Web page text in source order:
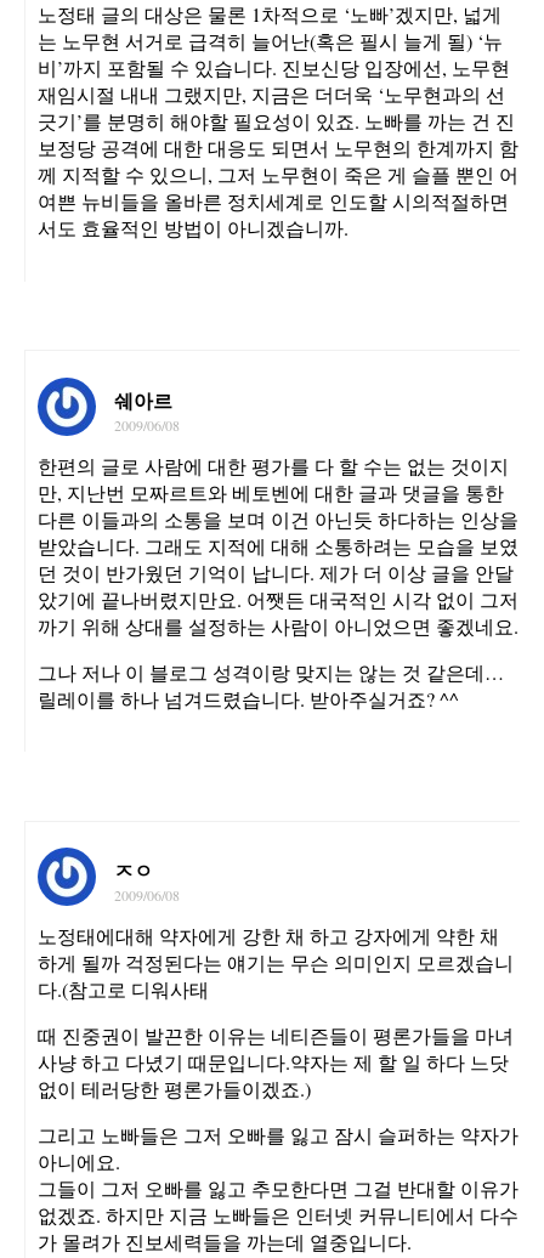
노정태 글의 대상은 물론 1차적으로 ‘노빠’겠지만, 넓게
는 노무현 서거로 급격히 늘어난(혹은 필시 늘게 될) ‘뉴
비’까지 포함될 수 있습니다. 진보신당 입장에선, 노무현
재임시절 내내 그랬지만, 지금은 더더욱 ‘노무현과의 선
긋기’를 분명히 해야할 필요성이 있죠. 노빠를 까는 건 진
보정당 공격에 대한 대응도 되면서 노무현의 한계까지 함
께 지적할 수 있으니, 그저 노무현이 죽은 게 슬플 뿐인 어
여쁜 뉴비들을 올바른 정치세계로 인도할 시의적절하면
서도 효율적인 방법이 아니겠습니까.
쉐아르
2009/06/08
한편의 글로 사람에 대한 평가를 다 할 수는 없는 것이지
만, 지난번 모짜르트와 베토벤에 대한 글과 댓글을 통한
다른 이들과의 소통을 보며 이건 아닌듯 하다하는 인상을
받았습니다. 그래도 지적에 대해 소통하려는 모습을 보였
던 것이 반가웠던 기억이 납니다. 제가 더 이상 글을 안달
았기에 끝나버렸지만요. 어쨋든 대국적인 시각 없이 그저
까기 위해 상대를 설정하는 사람이 아니었으면 좋겠네요.
그나 저나 이 블로그 성격이랑 맞지는 않는 것 같은데…
릴레이를 하나 넘겨드렸습니다. 받아주실거죠? ^^
ㅈㅇ
2009/06/08
노정태에대해 약자에게 강한 채 하고 강자에게 약한 채
하게 될까 걱정된다는 얘기는 무슨 의미인지 모르겠습니
다.(참고로 디워사태
때 진중권이 발끈한 이유는 네티즌들이 평론가들을 마녀
사냥 하고 다녔기 때문입니다.약자는 제 할 일 하다 느닷
없이 테러당한 평론가들이겠죠.)
그리고 노빠들은 그저 오빠를 잃고 잠시 슬퍼하는 약자가
아니에요.
그들이 그저 오빠를 잃고 추모한다면 그걸 반대할 이유가
없겠죠. 하지만 지금 노빠들은 인터넷 커뮤니티에서 다수
가 몰려가 진보세력들을 까는데 열중입니다.